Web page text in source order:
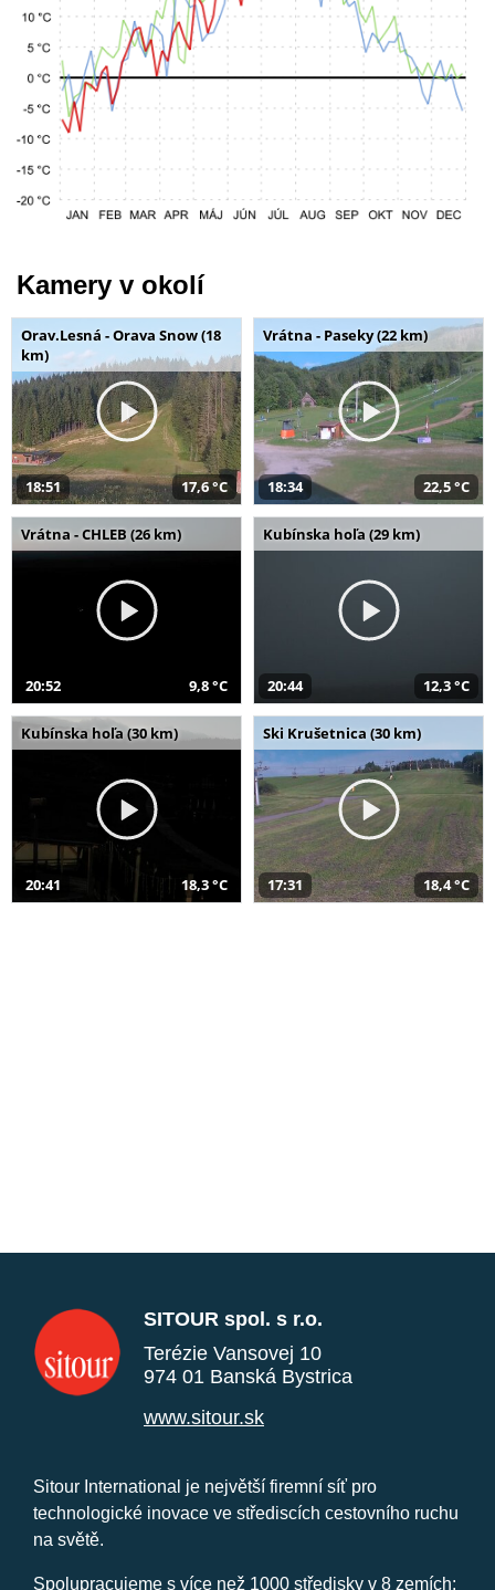
Kamery v okolí
Orav.Lesná - Orava Snow (18
km)
18:51 17,6 °C
Vrátna - Paseky (22 km)
18:34 22,5 °C
Vrátna - CHLEB (26 km)
20:52 9,8 °C
Kubínska hoľa (29 km)
20:44 12,3 °C
Kubínska hoľa (30 km)
20:41 18,3 °C
Ski Krušetnica (30 km)
17:31 18,4 °C
SITOUR spol. s r.o.
Terézie Vansovej 10
974 01 Banská Bystrica
www.sitour.sk
Sitour International je největší firemní síť pro
technologické inovace ve střediscích cestovního ruchu
na světě.
Spolupracujeme s více než 1000 středisky v 8 zemích: